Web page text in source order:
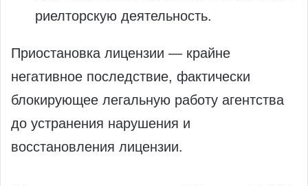
риелторскую деятельность.
Приостановка лицензии — крайне
негативное последствие, фактически
блокирующее легальную работу агентства
до устранения нарушения и
восстановления лицензии.